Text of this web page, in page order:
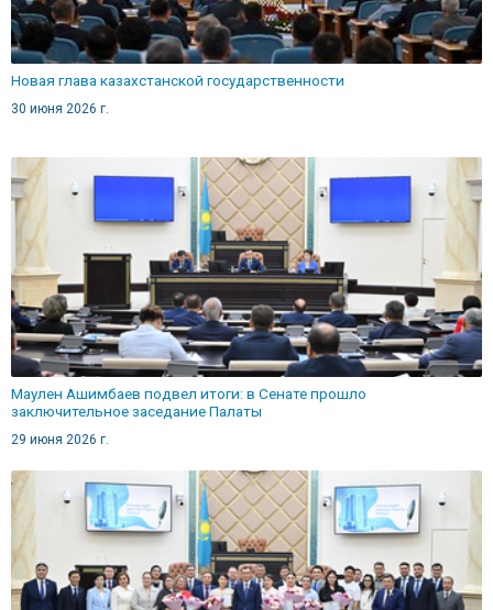
Новая глава казахстанской государственности
30 июня 2026 г.
Маулен Ашимбаев подвел итоги: в Сенате прошло
заключительное заседание Палаты
29 июня 2026 г.